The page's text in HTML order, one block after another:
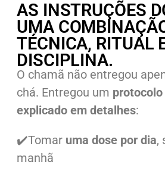
AS INSTRUÇÕES
UMA
TÉCNICA, RITUAL
DISCIPLINA.
O chamã não entregou
chá. Entregou um
explicado em detalhes:
✔️Tomar uma dose por dia,
manhã